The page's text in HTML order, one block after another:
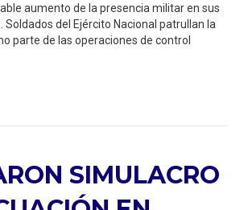
aumento de la presencia militar en sus
Soldados del Ejército Nacional patrullan la
parte de las operaciones de control
SIMULACRO